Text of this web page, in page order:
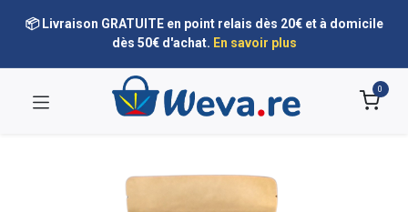
📦 Livraison GRATUITE en point relais dès 20€ et à domicile
dès 50€ d'achat. En savoir plus
0